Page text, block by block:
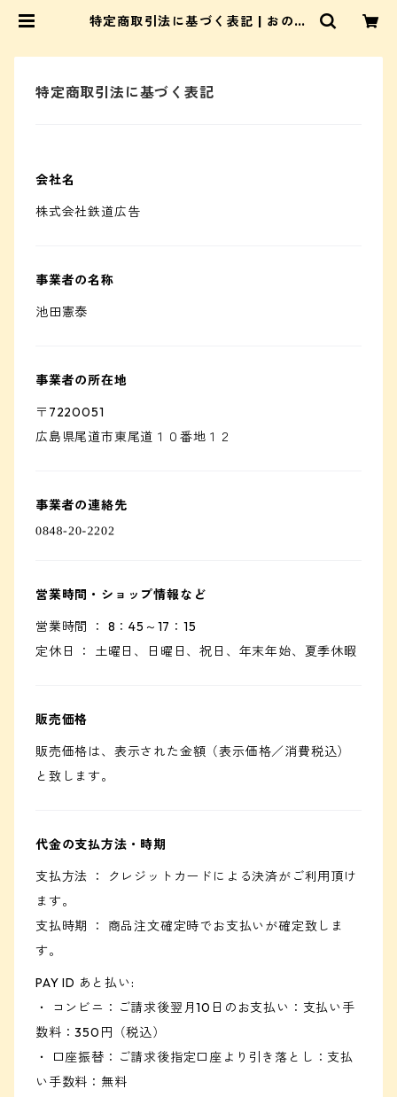
特定商取引法に基づく表記 | おのみ
特定商取引法に基づく表記
会社名
株式会社鉄道広告
事業者の名称
池田憲泰
事業者の所在地
〒7220051
広島県尾道市東尾道１０番地１２
事業者の連絡先
営業時間・ショップ情報など
営業時間 ： 8：45～17：15
定休日 ： 土曜日、日曜日、祝日、年末年始、夏季休暇
販売価格
販売価格は、表示された金額（表示価格／消費税込）
と致します。
代金の支払方法・時期
支払方法 ： クレジットカードによる決済がご利用頂け
ます。
支払時期 ： 商品注文確定時でお支払いが確定致しま
す。
PAY ID あと払い:
・ コンビニ：ご請求後翌月10日のお支払い：支払い手
数料：350円（税込）
・ 口座振替：ご請求後指定口座より引き落とし：支払
い手数料：無料